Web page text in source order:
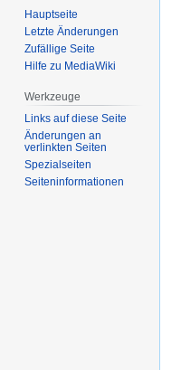
Hauptseite
Letzte Änderungen
Zufällige Seite
Hilfe zu MediaWiki
Werkzeuge
Links auf diese Seite
Änderungen an
verlinkten Seiten
Spezialseiten
Seiten­­informationen